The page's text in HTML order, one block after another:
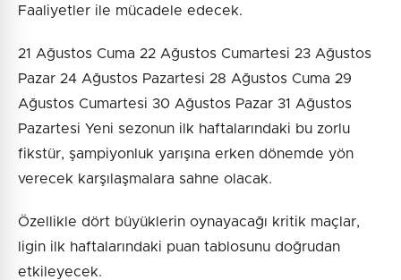
Faaliyetler ile mücadele edecek.
21 Ağustos Cuma 22 Ağustos Cumartesi 23 Ağustos
Pazar 24 Ağustos Pazartesi 28 Ağustos Cuma 29
Ağustos Cumartesi 30 Ağustos Pazar 31 Ağustos
Pazartesi Yeni sezonun ilk haftalarındaki bu zorlu
fikstür, şampiyonluk yarışına erken dönemde yön
verecek karşılaşmalara sahne olacak.
Özellikle dört büyüklerin oynayacağı kritik maçlar,
ligin ilk haftalarındaki puan tablosunu doğrudan
etkileyecek.